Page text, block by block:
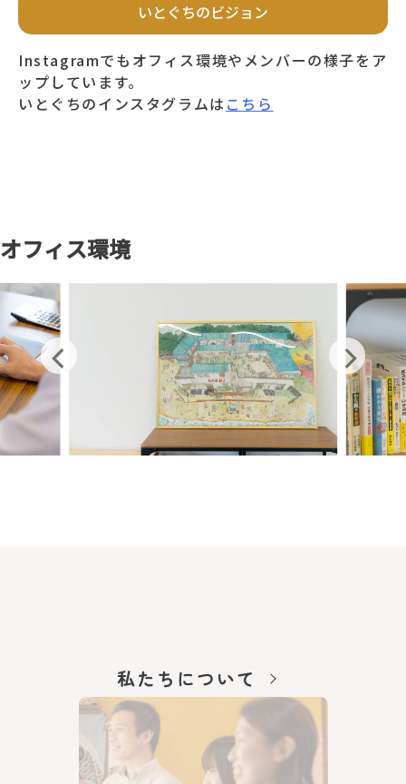
いとぐちのビジョン
Instagramでもオフィス環境やメンバーの様子をア
ップしています。
いとぐちのインスタグラムは こちら
オフィス環境
私たちについて